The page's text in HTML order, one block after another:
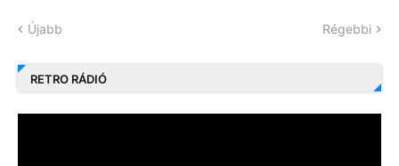
Újabb Régebbi
RETRO RÁDIÓ